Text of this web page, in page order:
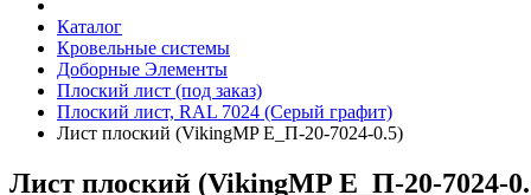
Каталог
Кровельные системы
Доборные Элементы
Плоский лист (под заказ)
Плоский лист, RAL 7024 (Серый графит)
Лист плоский (VikingMP E_П-20-7024-0.5)
Лист плоский (VikingMP E_П-20-7024-